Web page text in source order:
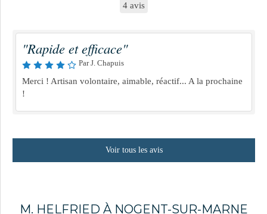
4 avis
"Rapide et efficace"
Par J. Chapuis
Merci ! Artisan volontaire, aimable, réactif... A la prochaine
!
Voir tous les avis
M. HELFRIED À NOGENT-SUR-MARNE